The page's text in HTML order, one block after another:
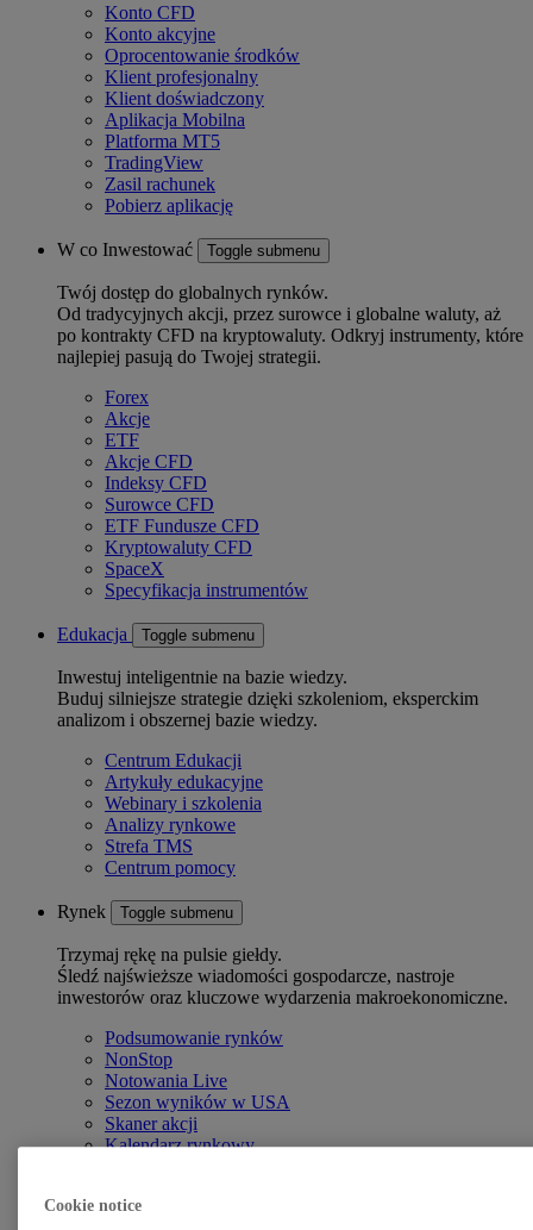
Konto CFD
Konto akcyjne
Oprocentowanie środków
Klient profesjonalny
Klient doświadczony
Aplikacja Mobilna
Platforma MT5
TradingView
Zasil rachunek
Pobierz aplikację
W co Inwestować Toggle submenu
Twój dostęp do globalnych rynków.
Od tradycyjnych akcji, przez surowce i globalne waluty, aż
po kontrakty CFD na kryptowaluty. Odkryj instrumenty, które
najlepiej pasują do Twojej strategii.
Forex
Akcje
ETF
Akcje CFD
Indeksy CFD
Surowce CFD
ETF Fundusze CFD
Kryptowaluty CFD
SpaceX
Specyfikacja instrumentów
Edukacja Toggle submenu
Inwestuj inteligentnie na bazie wiedzy.
Buduj silniejsze strategie dzięki szkoleniom, eksperckim
analizom i obszernej bazie wiedzy.
Centrum Edukacji
Artykuły edukacyjne
Webinary i szkolenia
Analizy rynkowe
Strefa TMS
Centrum pomocy
Rynek Toggle submenu
Trzymaj rękę na pulsie giełdy.
Śledź najświeższe wiadomości gospodarcze, nastroje
inwestorów oraz kluczowe wydarzenia makroekonomiczne.
Podsumowanie rynków
NonStop
Notowania Live
Sezon wyników w USA
Skaner akcji
Kalendarz rynkowy
Rolowania
Cookie notice